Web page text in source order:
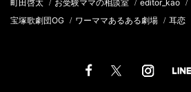
町田啓太 / お受験ママの相談室 / editor_kao /
宝塚歌劇団OG / ワーママあるある劇場 / 耳恋